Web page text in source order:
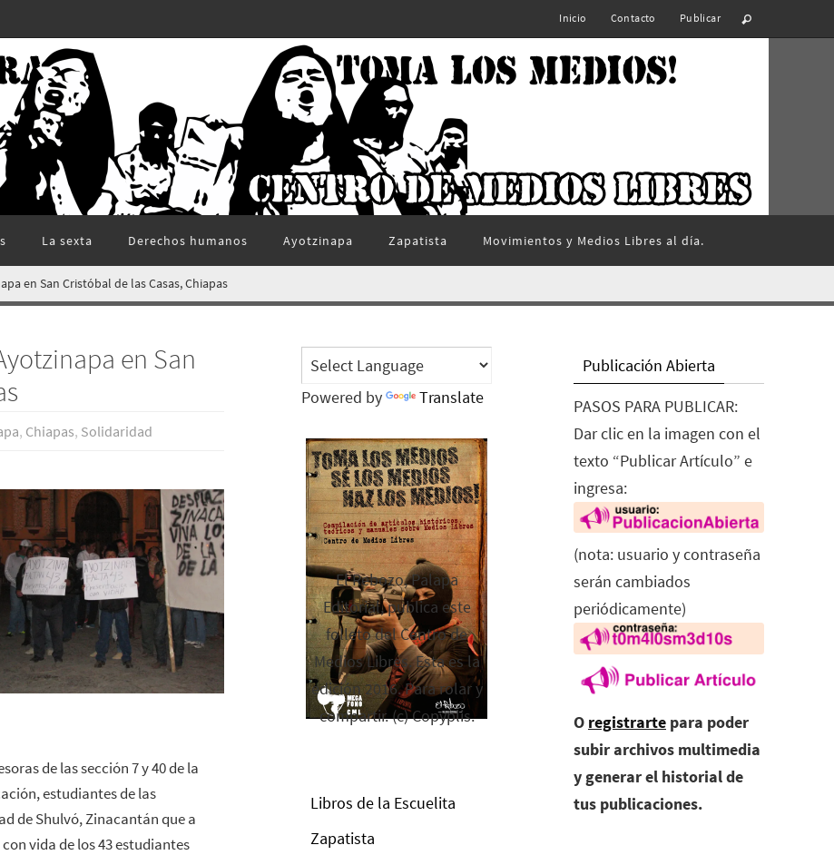
Inicio Contacto Publicar
La sexta Derechos humanos Ayotzinapa Zapatista Movimientos y Medios Libres al día.
en San Cristóbal de las Casas, Chiapas
en San
, Chiapas, Solidaridad
de las sección 7 y 40 de la
estudiantes de las
de Shulvó, Zinacantán que a
vida de los 43 estudiantes
Powered by Translate
El Rebozo, Palapa
Editorial, publica este
folleto del Centro de
Medios Libres. Esta es la
edición 2016. Para rolar y
compartir. (c) Copyplis.
Libros de la Escuelita
Zapatista
Publicación Abierta
PASOS PARA PUBLICAR:
Dar clic en la imagen con el
texto “Publicar Artículo” e
ingresa:
(nota: usuario y contraseña
serán cambiados
periódicamente)
O registrarte para poder
subir archivos multimedia
y generar el historial de
tus publicaciones.